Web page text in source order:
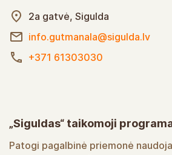
2a gatvė, Sigulda
info.gutmanala@sigulda.lv
+371 61303030
„Siguldas“ taikomoji
Patogi pagalbinė priemonė